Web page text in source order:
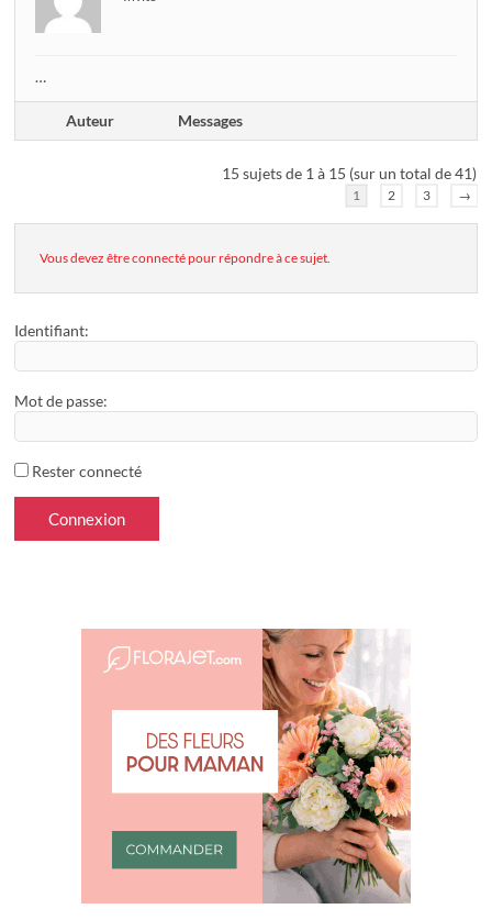
…
Auteur Messages
15 sujets de 1 à 15 (sur un total de 41)
1 2 3 →
Vous devez être connecté pour répondre à ce sujet.
Identifiant:
Mot de passe:
Rester connecté
Connexion